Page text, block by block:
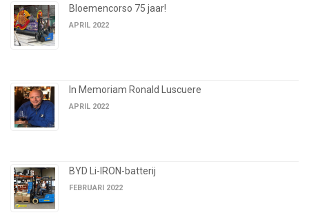
Bloemencorso 75 jaar!
APRIL 2022
In Memoriam Ronald Luscuere
APRIL 2022
BYD Li-IRON-batterij
FEBRUARI 2022